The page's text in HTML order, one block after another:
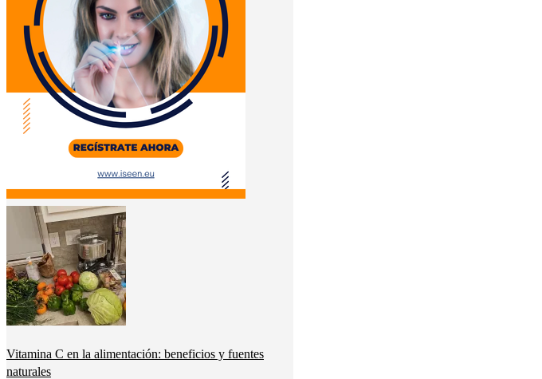
Vitamina C en la alimentación: beneficios y fuentes
naturales